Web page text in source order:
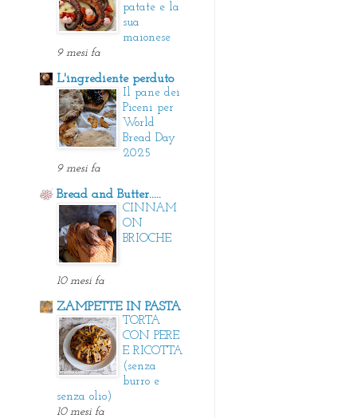
patate e la
sua
maionese
9 mesi fa
L'ingrediente perduto
Il pane dei
Piceni per
World
Bread Day
2025
9 mesi fa
Bread and Butter.....
CINNAM
ON
BRIOCHE
10 mesi fa
ZAMPETTE IN PASTA
TORTA
CON PERE
E RICOTTA
(senza
burro e
senza olio)
10 mesi fa